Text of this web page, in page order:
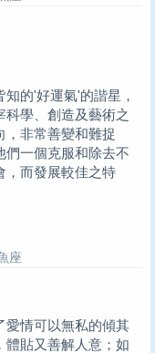
的'好運氣'的諧星，
學、創造及藝術之
，非常善變和難捉
們一個克服和除去不
，而發展較佳之特
座
愛情可以無私的傾其
體貼又善解人意；如